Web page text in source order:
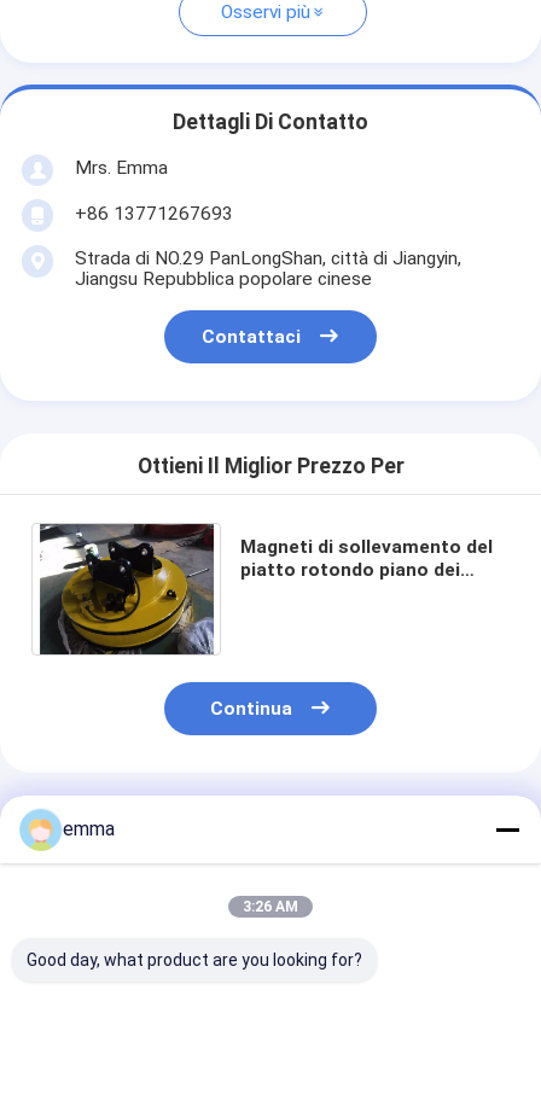
Osservi più
Dettagli Di Contatto
Mrs. Emma
+86 13771267693
Strada di NO.29 PanLongShan, città di Jiangyin,
Jiangsu Repubblica popolare cinese
Contattaci
Ottieni Il Miglior Prezzo Per
Magneti di sollevamento del
piatto rotondo piano dei
Continua
Prodotti Raccomandati
emma
3:26 AM
Good day, what product are you looking for?